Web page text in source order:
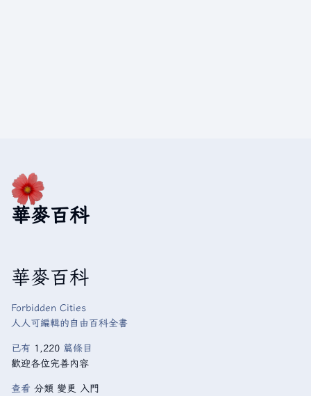
華麥百科
華麥百科
Forbidden Cities
人人可編輯的自由百科全書
已有 1,220 篇條目
歡迎各位完善內容
查看 分類 變更 入門